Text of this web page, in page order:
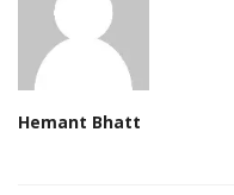
Hemant Bhatt